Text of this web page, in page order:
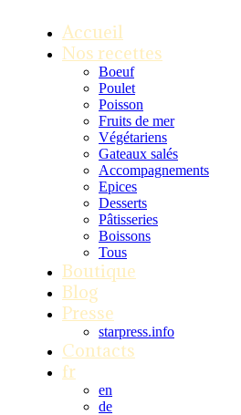
Accueil
Nos recettes
Boeuf
Poulet
Poisson
Fruits de mer
Végétariens
Gateaux salés
Accompagnements
Epices
Desserts
Pâtisseries
Boissons
Tous
Boutique
Blog
Presse
starpress.info
Contacts
fr
en
de